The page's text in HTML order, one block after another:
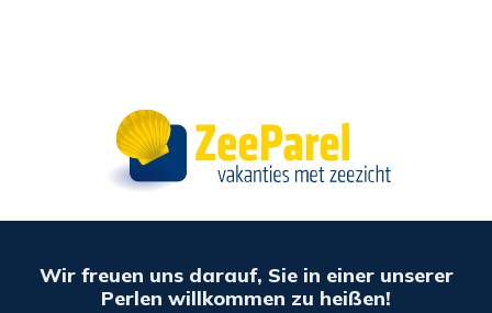
Wir freuen uns darauf, Sie in einer unserer
Perlen willkommen zu heißen!